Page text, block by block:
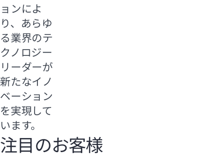
ョンによ
り、あらゆ
る業界のテ
クノロジー
リーダーが
新たなイノ
ベーション
を実現して
います。
注目のお客様